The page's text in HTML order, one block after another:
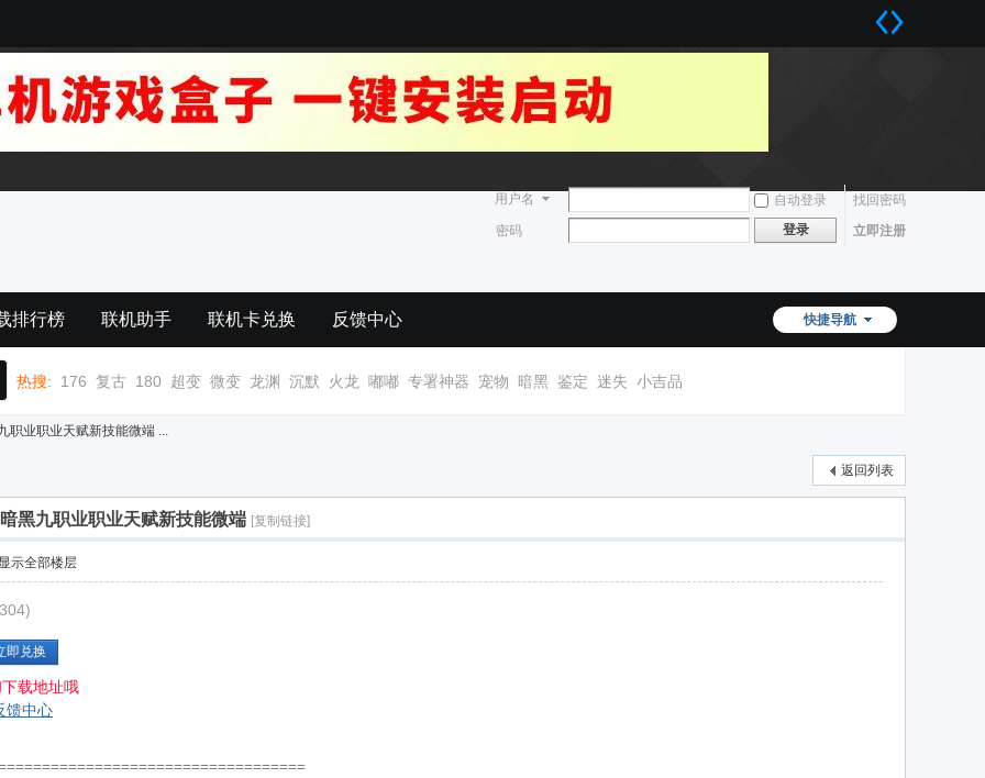
用户名 自动登录
找回密码
密码
登录 立即注册
快捷导航
排行榜 联机助手 联机卡兑换 反馈中心
热搜: 176 复古 180 超变 微变 龙渊 沉默 火龙 嘟嘟 专署神器 宠物 暗黑 鉴定 迷失 小吉品
职业职业天赋新技能微端 ...
返回列表
黑九职业职业天赋新技能微端 [复制链接]
示全部楼层
即兑换
载地址哦
馈中心